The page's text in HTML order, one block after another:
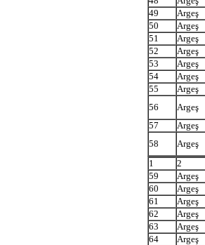
49
Argeş
50
Argeş
51
Argeş
52
Argeş
53
Argeş
54
Argeş
55
Argeş
56
Argeş
57
Argeş
58
Argeş
1
2
59
Argeş
60
Argeş
61
Argeş
62
Argeş
63
Argeş
64
Argeş